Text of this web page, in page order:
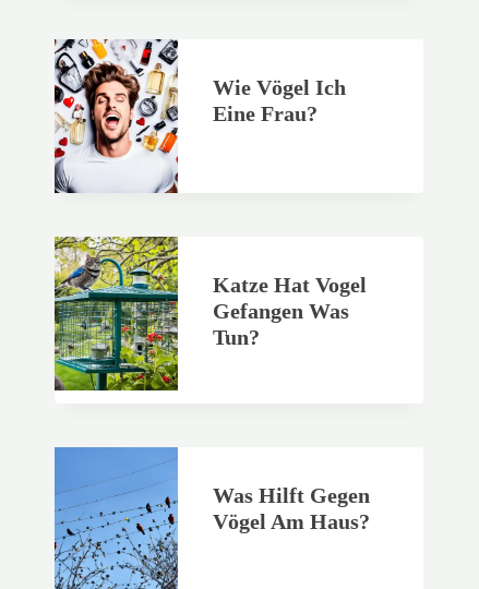
Wie Vögel Ich
Eine Frau?
Katze Hat Vogel
Gefangen Was
Tun?
Was Hilft Gegen
Vögel Am Haus?